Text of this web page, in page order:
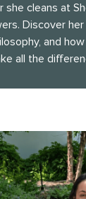
she cleans at
Discover her
and
all the